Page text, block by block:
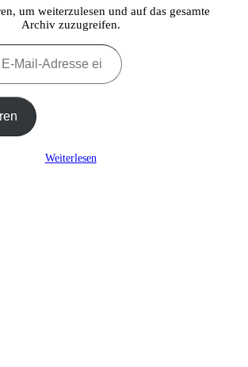
um weiterzulesen und auf das gesamte
Archiv zuzugreifen.
Weiterlesen